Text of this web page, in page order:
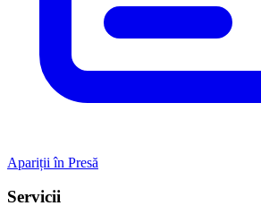
Apariții în Presă
Servicii